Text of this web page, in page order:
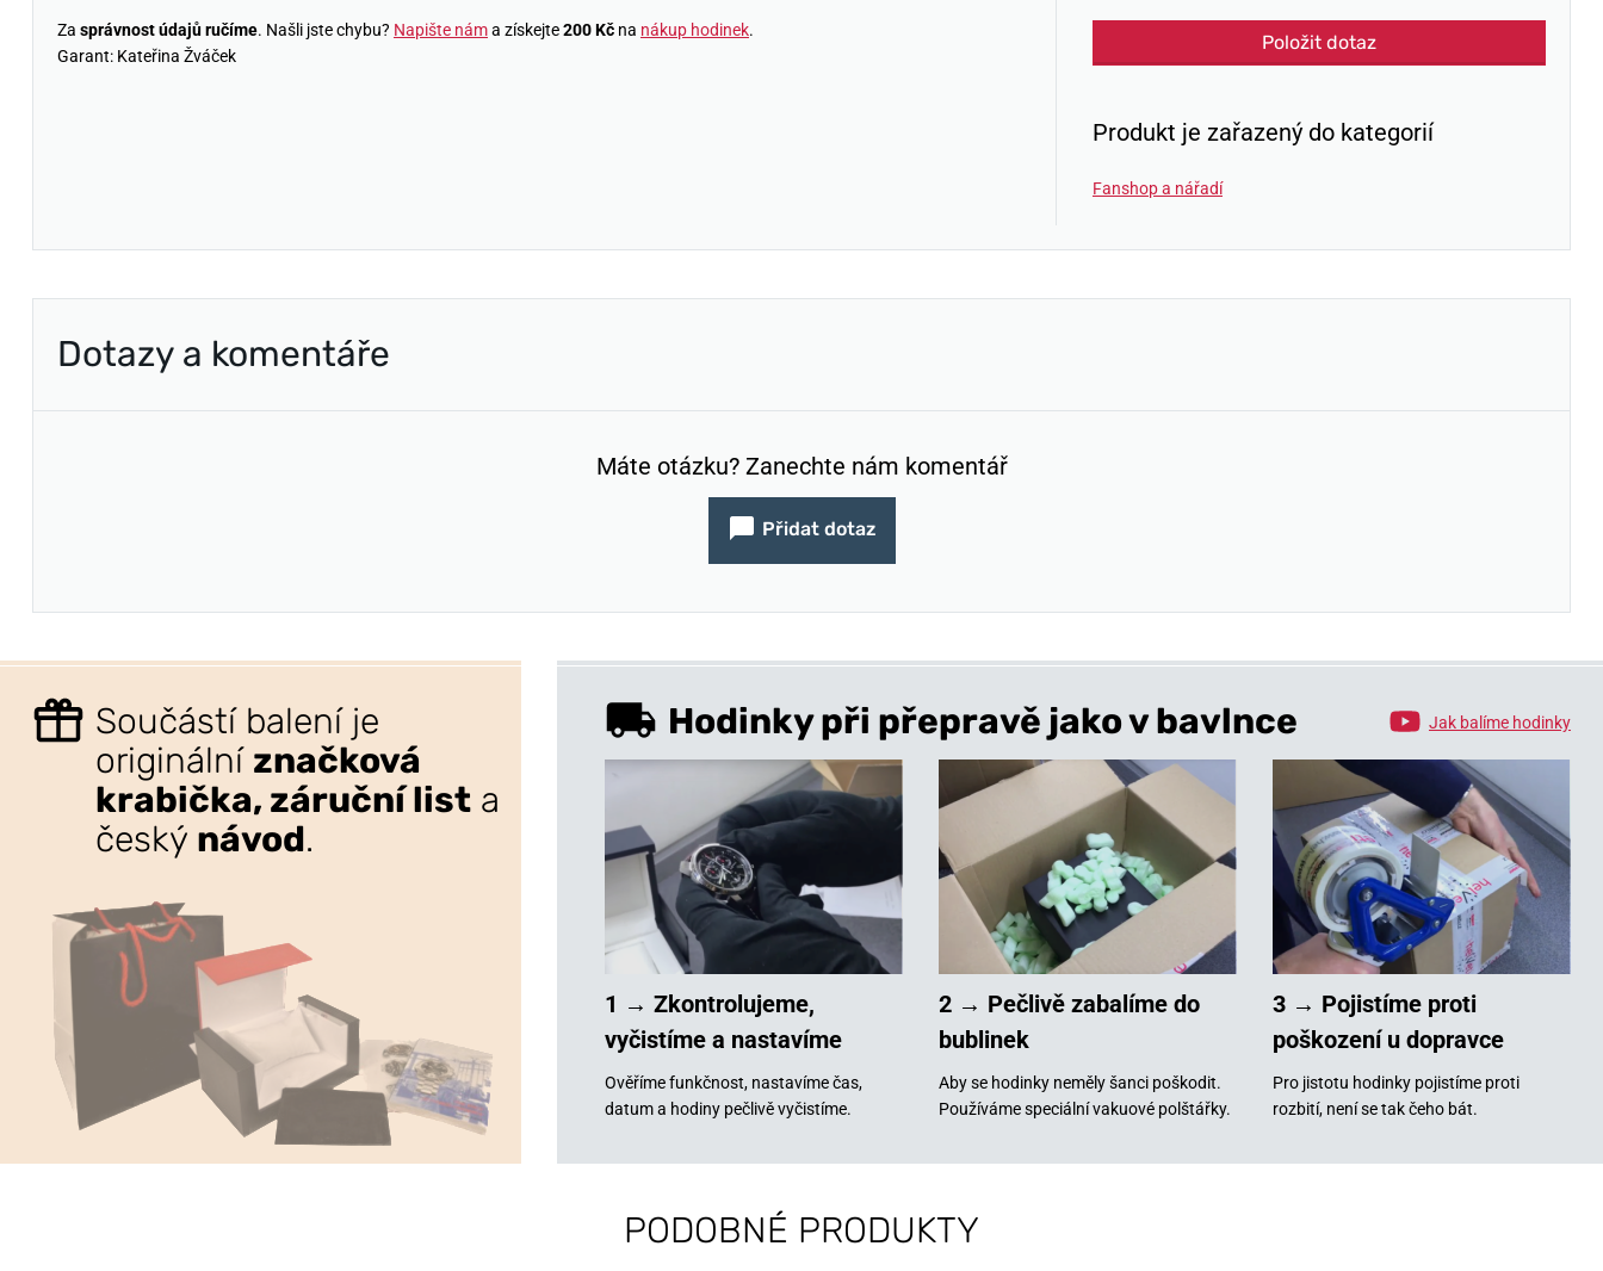
Za správnost údajů ručíme. Našli jste chybu? Napište náma získejte200 Kč na nákup hodinek.
Garant: Kateřina Žváček
Položit dotaz
Produkt je zařazený do kategorií
Fanshop a nářadí
Dotazy a komentáře
Máte otázku? Zanechte nám komentář
Přidat dotaz
Součástí balení je
originální značková
krabička, záruční list a
český návod.
Jak balíme hodinky
Hodinky při přepravě jako v bavlnce
1 → Zkontrolujeme,
vyčistíme a nastavíme
Ověříme funkčnost, nastavíme čas,
datum a hodiny pečlivě vyčistíme.
2 → Pečlivě zabalíme do
bublinek
Aby se hodinky neměly šanci poškodit.
Používáme speciální vakuové polštářky.
3 → Pojistíme proti
poškození u dopravce
Pro jistotu hodinky pojistíme proti
rozbití, není se tak čeho bát.
PODOBNÉ PRODUKTY